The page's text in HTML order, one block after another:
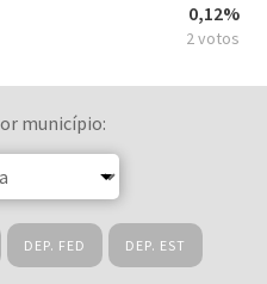
0,12%
2 votos
município:
DEP. FED DEP. EST